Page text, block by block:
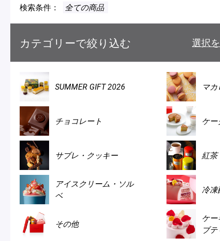
ケーキ
チ
焼き菓子
Sablé et gateaux de
他
検索条件： 全ての商品
選択
カテゴリーで絞り込む
SUMMER GIFT 2026 マ
チョコレート ケー
サブレ・クッキー 紅茶
アイスクリーム・ソル
ベ
冷凍
その他
ケー
ブ